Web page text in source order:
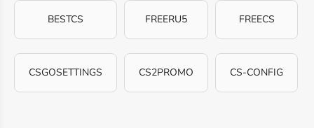
BESTCS FREERU5 FREECS
CSGOSETTINGS CS2PROMO CS-CONFIG